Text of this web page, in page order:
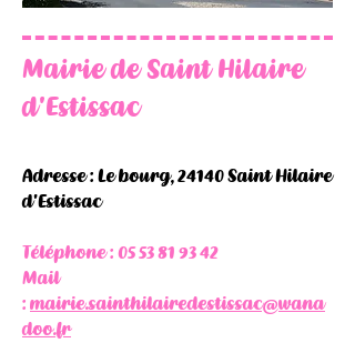
Mairie de Saint Hilaire
d'Estissac
Adresse : Le bourg, 24140 Saint Hilaire
d'Estissac
Téléphone : 05 53 81 93 42
Mail
: mairie.sainthilairedestissac@wana
doo.fr